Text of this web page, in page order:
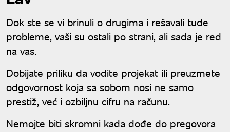
Dok ste se vi brinuli o drugima i rešavali tuđe
probleme, vaši su ostali po strani, ali sada je red
na vas.
Dobijate priliku da vodite projekat ili preuzmete
odgovornost koja sa sobom nosi ne samo
prestiž, već i ozbiljnu cifru na računu.
Nemojte biti skromni kada dođe do pregovora